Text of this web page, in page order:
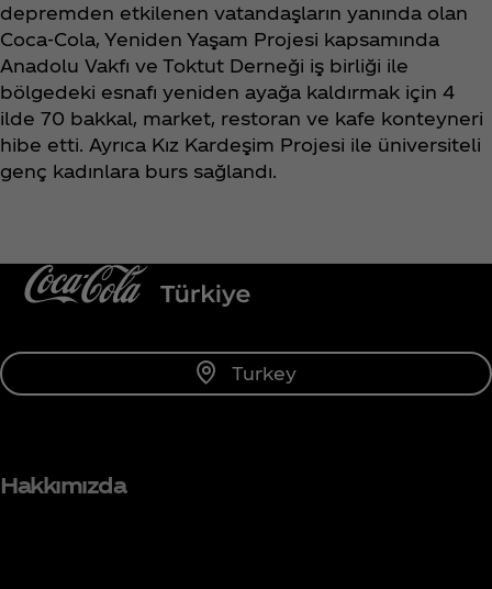
depremden etkilenen vatandaşların yanında olan
Coca‑Cola, Yeniden Yaşam Projesi kapsamında
Anadolu Vakfı ve Toktut Derneği iş birliği ile
bölgedeki esnafı yeniden ayağa kaldırmak için 4
ilde 70 bakkal, market, restoran ve kafe konteyneri
hibe etti. Ayrıca Kız Kardeşim Projesi ile üniversiteli
genç kadınlara burs sağlandı.
Turkey
Hakkımızda